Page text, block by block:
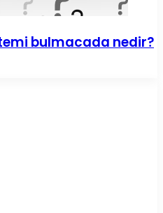
bulmacada nedir?